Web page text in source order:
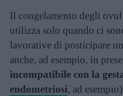
Il congelamento degli
utilizza solo quando ci
lavorative di posticipare
anche, ad esempio, in
incompatibile con la
endometriosi, ad